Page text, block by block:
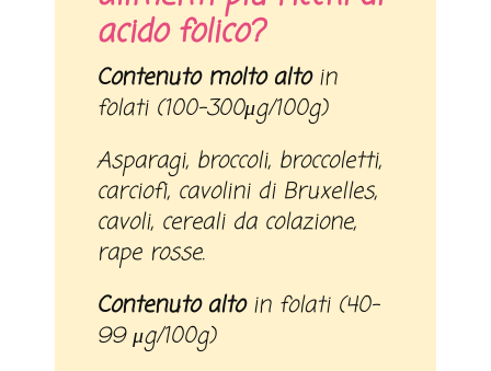
acido folico?
Contenuto molto altoin
folati (100-300μg/100g)
Asparagi, broccoli, broccoletti,
carciofi, cavolini di Bruxelles,
cavoli, cereali da colazione,
rape rosse.
Contenuto altoin folati (40-
99 μg/100g)